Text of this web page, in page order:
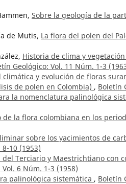
Sobre la geología de la
de Mutis, La flora del polen del
Historia de clima y
Geológico: Vol. 11 Núm. 1-3
climática y evolución de floras
de polen en Colombia) , Boletín
la nomenclatura palinológica
de la flora colombiana en los
sobre los yacimientos de
10 (1953)
Terciario y Maestrichtiano con
6 Núm. 1-3 (1958)
palinológica sistemática , Boletín